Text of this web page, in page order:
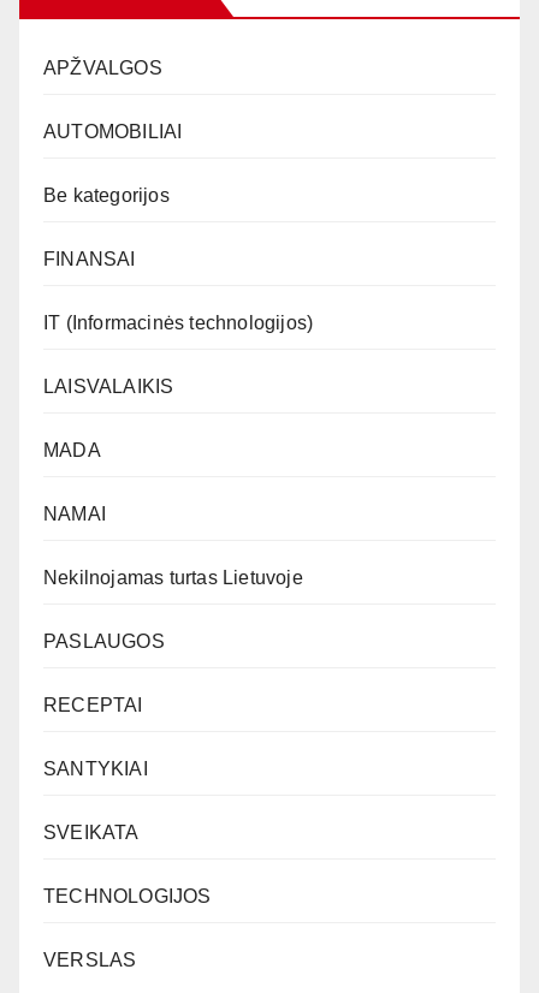
APŽVALGOS
AUTOMOBILIAI
Be kategorijos
FINANSAI
IT (Informacinės technologijos)
LAISVALAIKIS
MADA
NAMAI
Nekilnojamas turtas Lietuvoje
PASLAUGOS
RECEPTAI
SANTYKIAI
SVEIKATA
TECHNOLOGIJOS
VERSLAS